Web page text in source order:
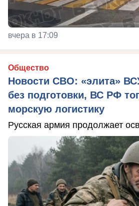
вчера в 17:09
Общество
Новости СВО: «элита»
без подготовки, ВС РФ
морскую логистику
Русская армия продолжает